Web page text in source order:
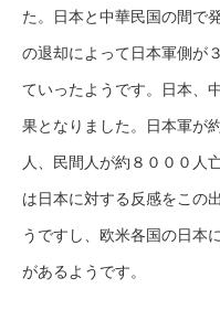
た。日本と中華民国の間で
の退却によって日本軍側が
ていったようです。日本、
果となりました。日本軍が
人、民間人が約８０００人
は日本に対する反感をこの
うですし、欧米各国の日本
があるようです。